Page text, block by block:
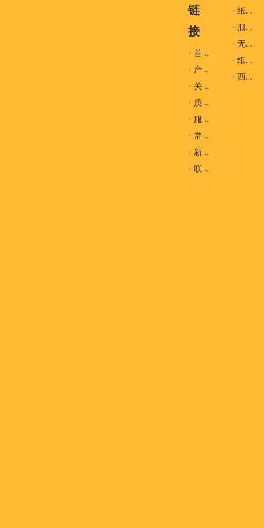
链
接
首页
产品
关于我们
质量控制
服务
常问问题
新闻
联系我们
纸袋
服装辅料
无纺布袋
纸盒
西装袋